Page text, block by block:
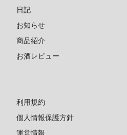
日記
お知らせ
商品紹介
お酒レビュー
利用規約
個人情報保護方針
運営情報